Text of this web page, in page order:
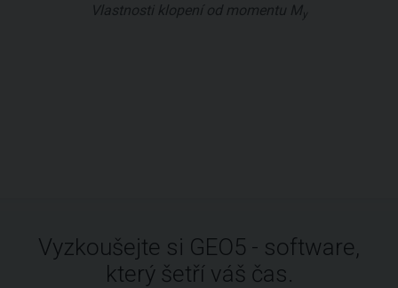
Vlastnosti klopení od momentu My
Vyzkoušejte si GEO5 - software,
který šetří váš čas.